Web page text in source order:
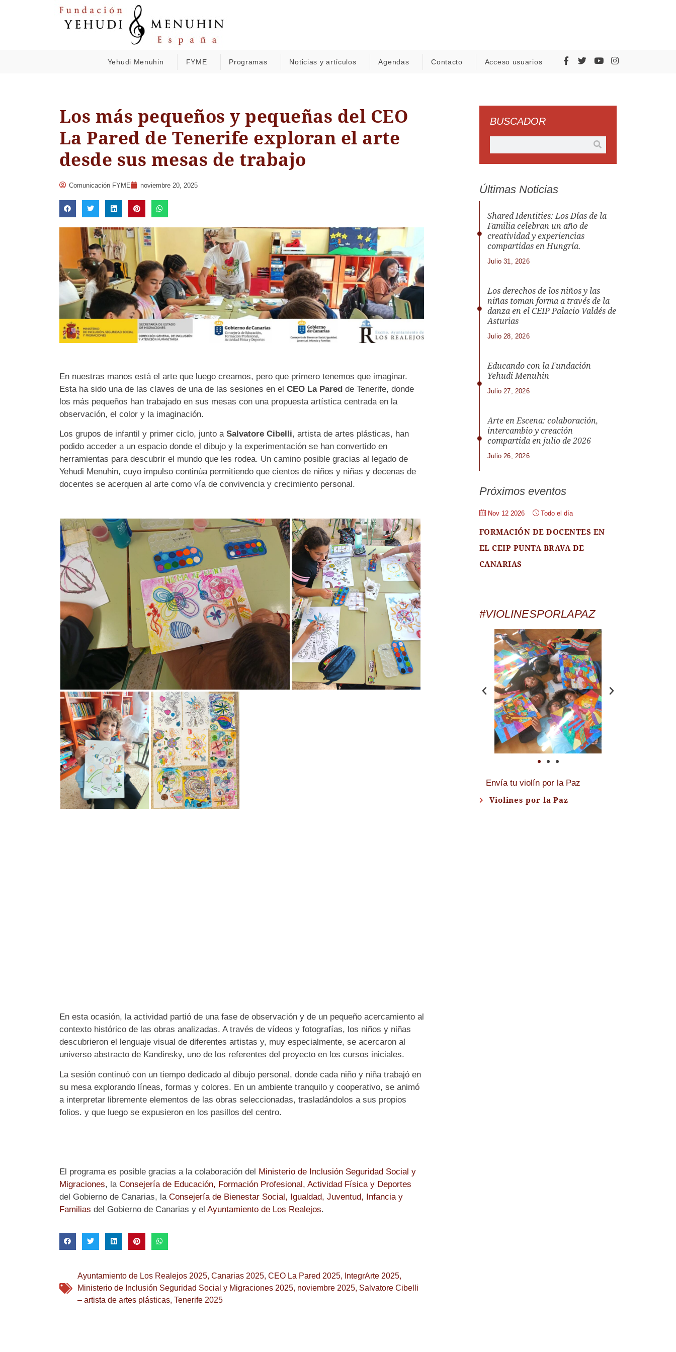
Yehudi Menuhin FYME Programas Noticias y artículos Agendas Contacto Acceso usuarios
Los más pequeños y pequeñas del CEO
La Pared de Tenerife exploran el arte
desde sus mesas de trabajo
Comunicación FYME noviembre 20, 2025
En nuestras manos está el arte que luego creamos, pero que primero tenemos que imaginar.
Esta ha sido una de las claves de una de las sesiones en el CEO La Paredde Tenerife, donde
los más pequeños han trabajado en sus mesas con una propuesta artística centrada en la
observación, el color y la imaginación.
Los grupos de infantil y primer ciclo, junto a Salvatore Cibelli, artista de artes plásticas, han
podido acceder a un espacio donde el dibujo y la experimentación se han convertido en
herramientas para descubrir el mundo que les rodea. Un camino posible gracias al legado de
Yehudi Menuhin, cuyo impulso continúa permitiendo que cientos de niños y niñas y decenas de
docentes se acerquen al arte como vía de convivencia y crecimiento personal.
En esta ocasión, la actividad partió de una fase de observación y de un pequeño acercamiento al
contexto histórico de las obras analizadas. A través de vídeos y fotografías, los niños y niñas
descubrieron el lenguaje visual de diferentes artistas y, muy especialmente, se acercaron al
universo abstracto de Kandinsky, uno de los referentes del proyecto en los cursos iniciales.
La sesión continuó con un tiempo dedicado al dibujo personal, donde cada niño y niña trabajó en
su mesa explorando líneas, formas y colores. En un ambiente tranquilo y cooperativo, se animó
a interpretar libremente elementos de las obras seleccionadas, trasladándolos a sus propios
folios. y que luego se expusieron en los pasillos del centro.
El programa es posible gracias a la colaboración del Ministerio de Inclusión Seguridad Social y
Migraciones, la Consejería de Educación, Formación Profesional, Actividad Física y Deportes
del Gobierno de Canarias, la Consejería de Bienestar Social, Igualdad, Juventud, Infancia y
Familias del Gobierno de Canarias y el Ayuntamiento de Los Realejos.
Ayuntamiento de Los Realejos 2025, Canarias 2025, CEO La Pared 2025, IntegrArte 2025,
Ministerio de Inclusión Seguridad Social y Migraciones 2025, noviembre 2025, Salvatore Cibelli
– artista de artes plásticas, Tenerife 2025
BUSCADOR
Últimas Noticias
Shared Identities: Los Días de la
Familia celebran un año de
creatividad y experiencias
compartidas en Hungría.
Julio 31, 2026
Los derechos de los niños y las
niñas toman forma a través de la
danza en el CEIP Palacio Valdés de
Asturias
Julio 28, 2026
Educando con la Fundación
Yehudi Menuhin
Julio 27, 2026
Arte en Escena: colaboración,
intercambio y creación
compartida en julio de 2026
Julio 26, 2026
Próximos eventos
Nov 12 2026 Todo el día
FORMACIÓN DE DOCENTES EN
EL CEIP PUNTA BRAVA DE
CANARIAS
#VIOLINESPORLAPAZ
Envía tu violín por la Paz
Violines por la Paz